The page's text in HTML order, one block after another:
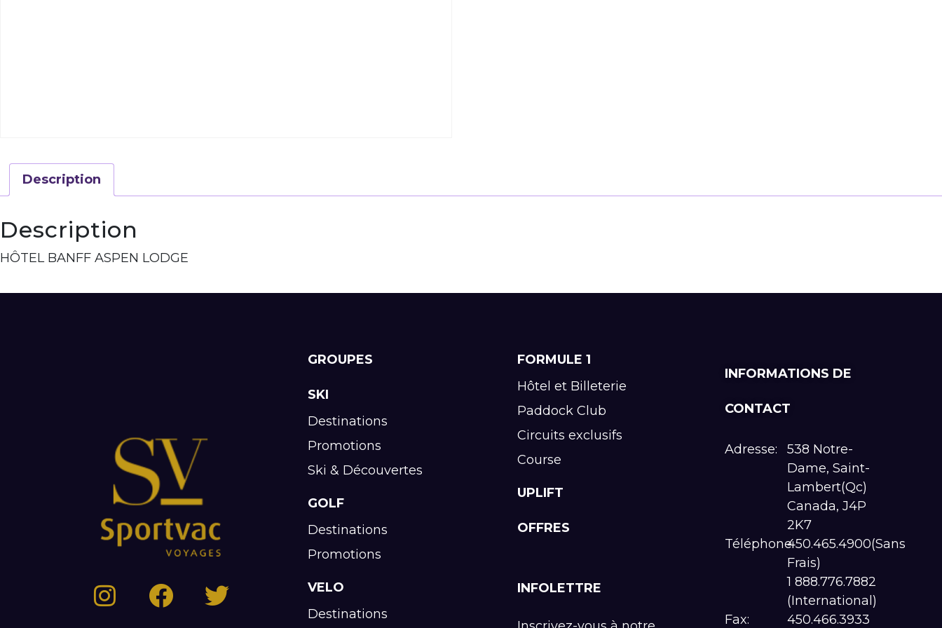
Description
Description
HÔTEL BANFF ASPEN LODGE
GROUPES
SKI
Destinations
Promotions
Ski & Découvertes
GOLF
Destinations
Promotions
VELO
Destinations
FORMULE 1
Hôtel et Billeterie
Paddock Club
Circuits exclusifs
Course
UPLIFT
OFFRES
INFOLETTRE
INFORMATIONS DE
CONTACT
Adresse:
538 Notre-
Dame, Saint-
Lambert(Qc)
Canada, J4P
2K7
Téléphone:450.465.4900(Sans
Frais)
1 888.776.7882
(International)
Fax:
450.466.3933